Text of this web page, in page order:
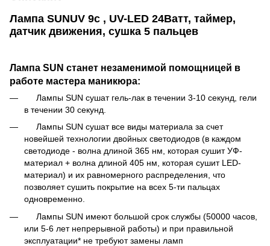
Лампа SUNUV 9c , UV-LED 24Ватт, таймер,
датчик движения, сушка 5 пальцев
Лампа SUN станет незаменимой помощницей в
работе мастера маникюра:
Лампы SUN сушат гель-лак в течении 3-10 секунд, гели
в течении 30 секунд.
Лампы SUN сушат все виды материала за счет
новейшей технологии двойных светодиодов (в каждом
светодиоде - волна длиной 365 нм, которая сушит УФ-
материал + волна длиной 405 нм, которая сушит LED-
материал) и их равномерного распределения, что
позволяет сушить покрытие на всех 5-ти пальцах
одновременно.
Лампы SUN имеют большой срок службы (50000 часов,
или 5-6 лет непрерывной работы) и при правильной
эксплуатации* не требуют замены ламп